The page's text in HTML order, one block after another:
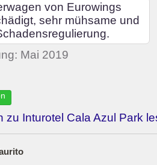
von Eurowings
sehr mühsame und
Mai 2019
zu Inturotel Cala Azul Park